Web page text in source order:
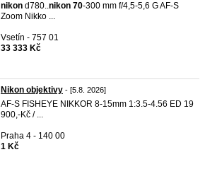
nikon d780..nikon 70-300 mm f/4,5-5,6 G AF-S
Zoom Nikko ...
Vsetín - 757 01
33 333 Kč
Nikon objektivy - [5.8. 2026]
AF-S FISHEYE NIKKOR 8-15mm 1:3.5-4.56 ED 19
900,-Kč / ...
Praha 4 - 140 00
1 Kč